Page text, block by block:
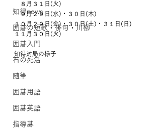
知得news
囲碁の短歌・俳句・川柳
囲碁入門
石の死活
随筆
囲碁用語
囲碁英語
指導碁
８月３１日(火)
９月２９日(水)・３０日(木)
１０月２９日(金)・３０日(土)・３１日(日)
１１月３０日(火)
知得対局の様子